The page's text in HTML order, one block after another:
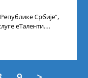
Србије”,
еТаленти.